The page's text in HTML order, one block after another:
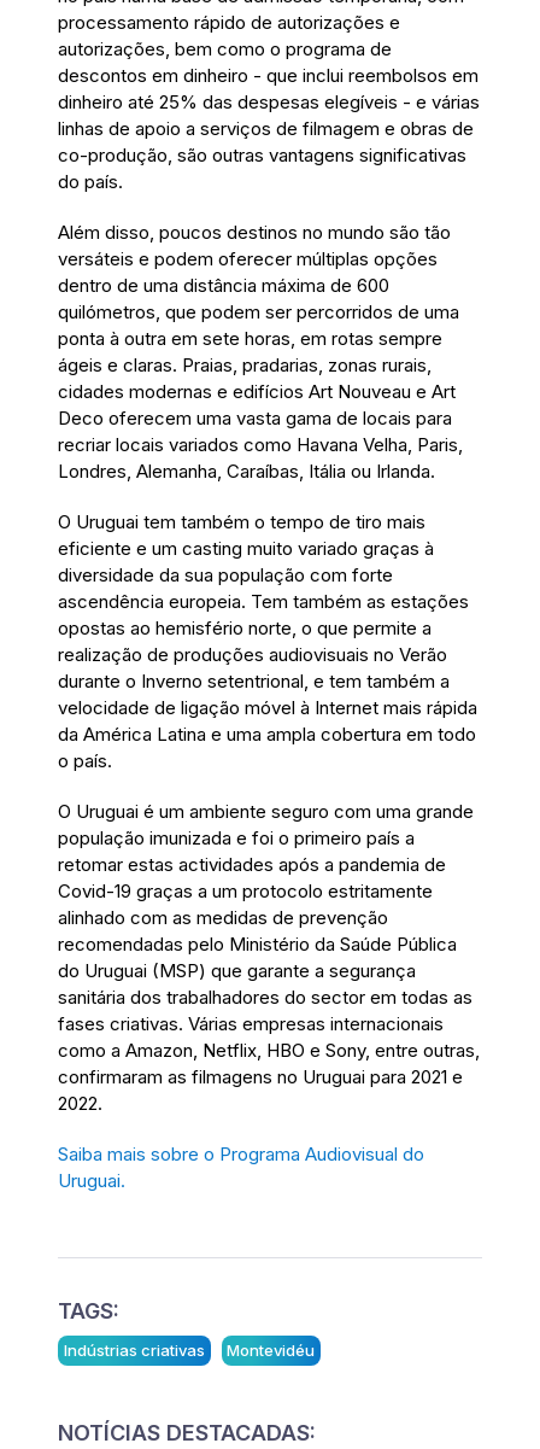
processamento rápido de autorizações e
autorizações, bem como o programa de
descontos em dinheiro - que inclui reembolsos em
dinheiro até 25% das despesas elegíveis - e várias
linhas de apoio a serviços de filmagem e obras de
co-produção, são outras vantagens significativas
do país.
Além disso, poucos destinos no mundo são tão
versáteis e podem oferecer múltiplas opções
dentro de uma distância máxima de 600
quilómetros, que podem ser percorridos de uma
ponta à outra em sete horas, em rotas sempre
ágeis e claras. Praias, pradarias, zonas rurais,
cidades modernas e edifícios Art Nouveau e Art
Deco oferecem uma vasta gama de locais para
recriar locais variados como Havana Velha, Paris,
Londres, Alemanha, Caraíbas, Itália ou Irlanda.
O Uruguai tem também o tempo de tiro mais
eficiente e um casting muito variado graças à
diversidade da sua população com forte
ascendência europeia. Tem também as estações
opostas ao hemisfério norte, o que permite a
realização de produções audiovisuais no Verão
durante o Inverno setentrional, e tem também a
velocidade de ligação móvel à Internet mais rápida
da América Latina e uma ampla cobertura em todo
o país.
O Uruguai é um ambiente seguro com uma grande
população imunizada e foi o primeiro país a
retomar estas actividades após a pandemia de
Covid-19 graças a um protocolo estritamente
alinhado com as medidas de prevenção
recomendadas pelo Ministério da Saúde Pública
do Uruguai (MSP) que garante a segurança
sanitária dos trabalhadores do sector em todas as
fases criativas. Várias empresas internacionais
como a Amazon, Netflix, HBO e Sony, entre outras,
confirmaram as filmagens no Uruguai para 2021 e
2022.
Saiba mais sobre o Programa Audiovisual do
Uruguai.
TAGS:
Indústrias criativas Montevidéu
NOTÍCIAS DESTACADAS: